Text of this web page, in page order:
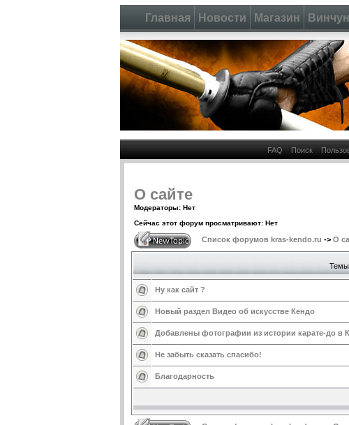
Главная Новости Магазин Винчун
FAQ Поиск
О сайте
Модераторы: Нет
Сейчас этот форум просматривают: Нет
Список форумов kras-kendo.ru -> О
Темы
Ну как сайт ?
Новый раздел Видео об искусстве Кендо
Добавлены фотографии из истории карате-до в
Не забыть сказать спасибо!
Благодарность